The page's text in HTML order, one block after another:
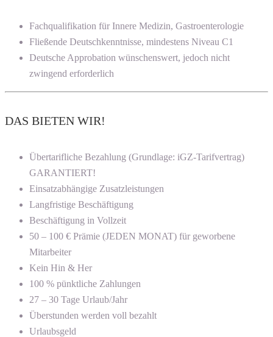
Fachqualifikation für Innere Medizin, Gastroenterologie
Fließende Deutschkenntnisse, mindestens Niveau C1
Deutsche Approbation wünschenswert, jedoch nicht
zwingend erforderlich
DAS BIETEN WIR!
Übertarifliche Bezahlung (Grundlage: iGZ-Tarifvertrag)
GARANTIERT!
Einsatzabhängige Zusatzleistungen
Langfristige Beschäftigung
Beschäftigung in Vollzeit
50 – 100 € Prämie (JEDEN MONAT) für geworbene
Mitarbeiter
Kein Hin & Her
100 % pünktliche Zahlungen
27 – 30 Tage Urlaub/Jahr
Überstunden werden voll bezahlt
Urlaubsgeld